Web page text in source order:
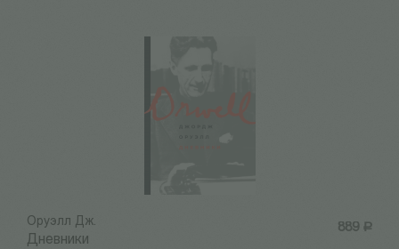
889 Р
Оруэлл Дж.
Дневники